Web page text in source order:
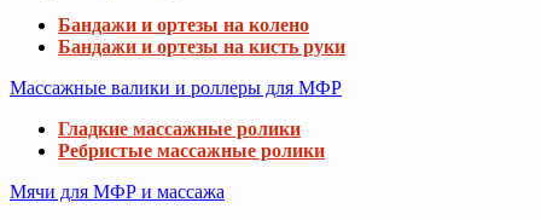
Бандажи и ортезы на колено
Бандажи и ортезы на кисть руки
Массажные валики и роллеры для МФР
Гладкие массажные ролики
Ребристые массажные ролики
Мячи для МФР и массажа